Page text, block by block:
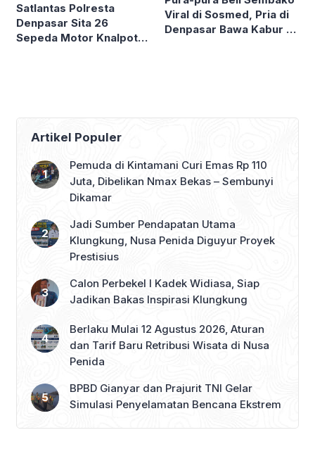
Satlantas Polresta
Denpasar Sita 26
Sepeda Motor Knalpot
Viral di Sosmed, Pria di
Denpasar Bawa Kabur 6
Artikel Populer
Pemuda di Kintamani Curi Emas Rp 110
Juta, Dibelikan Nmax Bekas – Sembunyi
Dikamar
Jadi Sumber Pendapatan Utama
Klungkung, Nusa Penida Diguyur Proyek
Prestisius
Calon Perbekel I Kadek Widiasa, Siap
Jadikan Bakas Inspirasi Klungkung
Berlaku Mulai 12 Agustus 2026, Aturan
dan Tarif Baru Retribusi Wisata di Nusa
Penida
BPBD Gianyar dan Prajurit TNI Gelar
Simulasi Penyelamatan Bencana Ekstrem